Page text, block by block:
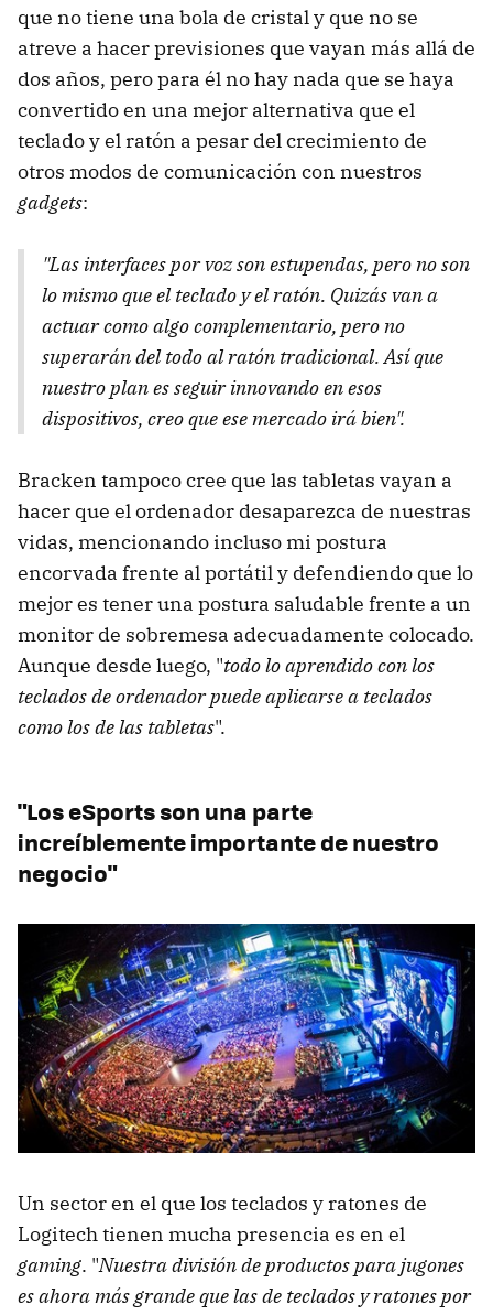
que no tiene una bola de cristal y que no se
atreve a hacer previsiones que vayan más allá de
dos años, pero para él no hay nada que se haya
convertido en una mejor alternativa que el
teclado y el ratón a pesar del crecimiento de
otros modos de comunicación con nuestros
gadgets:
"Las interfaces por voz son estupendas, pero no son
lo mismo que el teclado y el ratón. Quizás van a
actuar como algo complementario, pero no
superarán del todo al ratón tradicional. Así que
nuestro plan es seguir innovando en esos
dispositivos, creo que ese mercado irá bien".
Bracken tampoco cree que las tabletas vayan a
hacer que el ordenador desaparezca de nuestras
vidas, mencionando incluso mi postura
encorvada frente al portátil y defendiendo que lo
mejor es tener una postura saludable frente a un
monitor de sobremesa adecuadamente colocado.
Aunque desde luego, "todo lo aprendido con los
teclados de ordenador puede aplicarse a teclados
como los de las tabletas".
"Los eSports son una parte
increíblemente importante de nuestro
negocio"
Un sector en el que los teclados y ratones de
Logitech tienen mucha presencia es en el
gaming. "Nuestra división de productos para jugones
es ahora más grande que las de teclados y ratones por